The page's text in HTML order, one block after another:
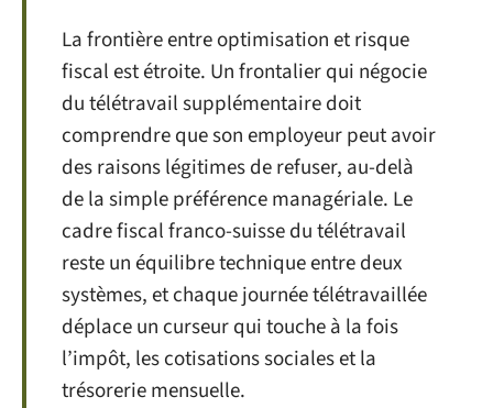
La frontière entre optimisation et risque
fiscal est étroite. Un frontalier qui négocie
du télétravail supplémentaire doit
comprendre que son employeur peut avoir
des raisons légitimes de refuser, au-delà
de la simple préférence managériale. Le
cadre fiscal franco-suisse du télétravail
reste un équilibre technique entre deux
systèmes, et chaque journée télétravaillée
déplace un curseur qui touche à la fois
l’impôt, les cotisations sociales et la
trésorerie mensuelle.